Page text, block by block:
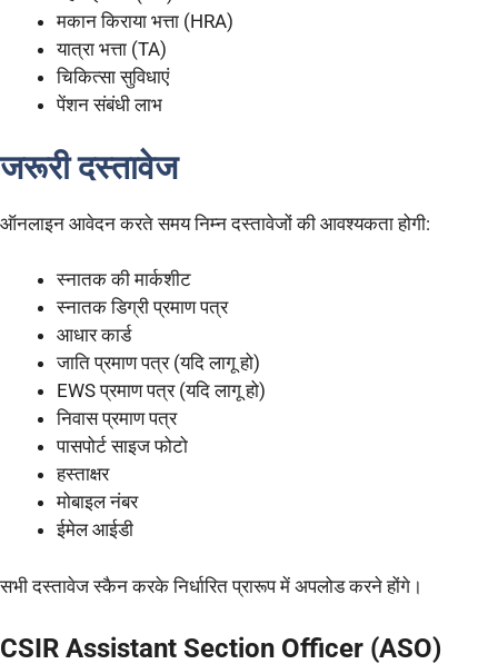
मकान किराया भत्ता (HRA)
यात्रा भत्ता (TA)
चिकित्सा सुविधाएं
पेंशन संबंधी लाभ
जरूरी दस्तावेज
ऑनलाइन आवेदन करते समय निम्न दस्तावेजों की आवश्यकता होगी:
स्नातक की मार्कशीट
स्नातक डिग्री प्रमाण पत्र
आधार कार्ड
जाति प्रमाण पत्र (यदि लागू हो)
EWS प्रमाण पत्र (यदि लागू हो)
निवास प्रमाण पत्र
पासपोर्ट साइज फोटो
हस्ताक्षर
मोबाइल नंबर
ईमेल आईडी
सभी दस्तावेज स्कैन करके निर्धारित प्रारूप में अपलोड करने होंगे।
CSIR Assistant Section Officer (ASO)